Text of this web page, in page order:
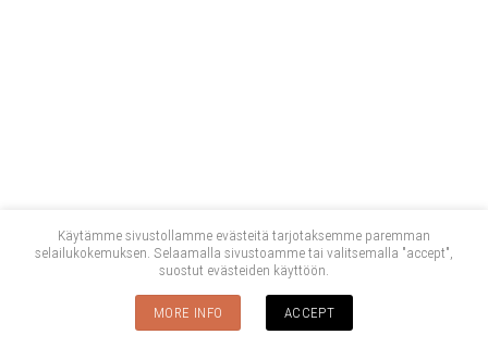
Käytämme sivustollamme evästeitä tarjotaksemme paremman
selailukokemuksen. Selaamalla sivustoamme tai valitsemalla "accept",
suostut evästeiden käyttöön.
MORE INFO ACCEPT